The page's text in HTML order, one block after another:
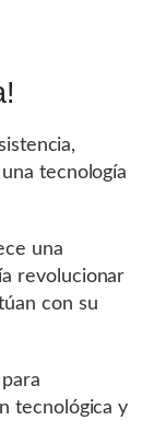
tecnología
una
revolucionar
con su
tecnológica y